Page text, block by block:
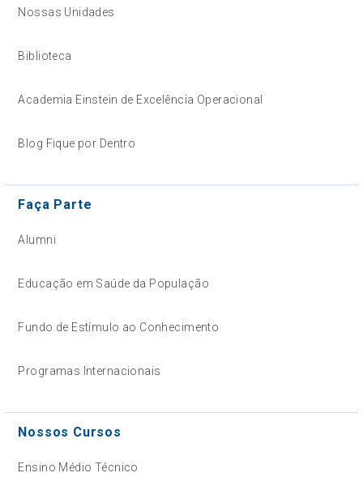
Nossas Unidades
Biblioteca
Academia Einstein de Excelência Operacional
Blog Fique por Dentro
Faça Parte
Alumni
Educação em Saúde da População
Fundo de Estímulo ao Conhecimento
Programas Internacionais
Nossos Cursos
Ensino Médio Técnico